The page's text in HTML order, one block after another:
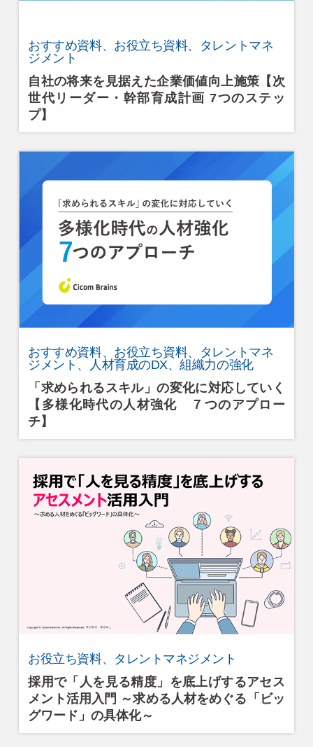
お問い合わせ
おすすめ資料、お役立ち資料、タレントマネ
ジメント
自社の将来を見据えた企業価値向上施策【次
世代リーダー・幹部育成計画 7つのステッ
プ】
おすすめ資料、お役立ち資料、タレントマネ
ジメント、人材育成のDX、組織力の強化
「求められるスキル」の変化に対応していく
【多様化時代の人材強化 ７つのアプロー
チ】
お役立ち資料、タレントマネジメント
採用で「人を見る精度」を底上げするアセス
メント活用入門 ～求める人材をめぐる「ビッ
グワード」の具体化～